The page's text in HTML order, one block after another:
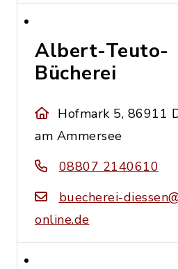
Albert-Teuto-
Bücherei
Hofmark 5, 86911
am Ammersee
08807 2140610
buecherei-
online.de